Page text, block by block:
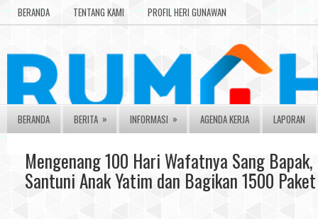
BERANDA TENTANG KAMI PROFIL HERI GUNAWAN
BERANDA BERITA » INFORMASI » AGENDA KERJA LAPORAN
Mengenang 100 Hari Wafatnya Sang
Santuni Anak Yatim dan Bagikan 1500